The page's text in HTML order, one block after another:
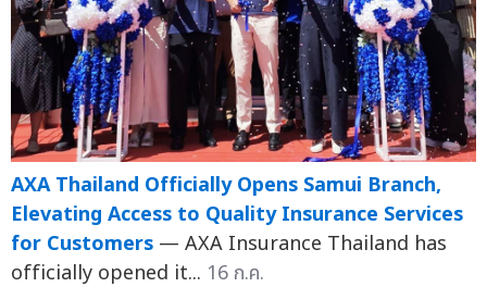
AXA Thailand Officially Opens Samui Branch,
Elevating Access to Quality Insurance Services
for Customers — AXA Insurance Thailand has
officially opened it... 16 ก.ค.